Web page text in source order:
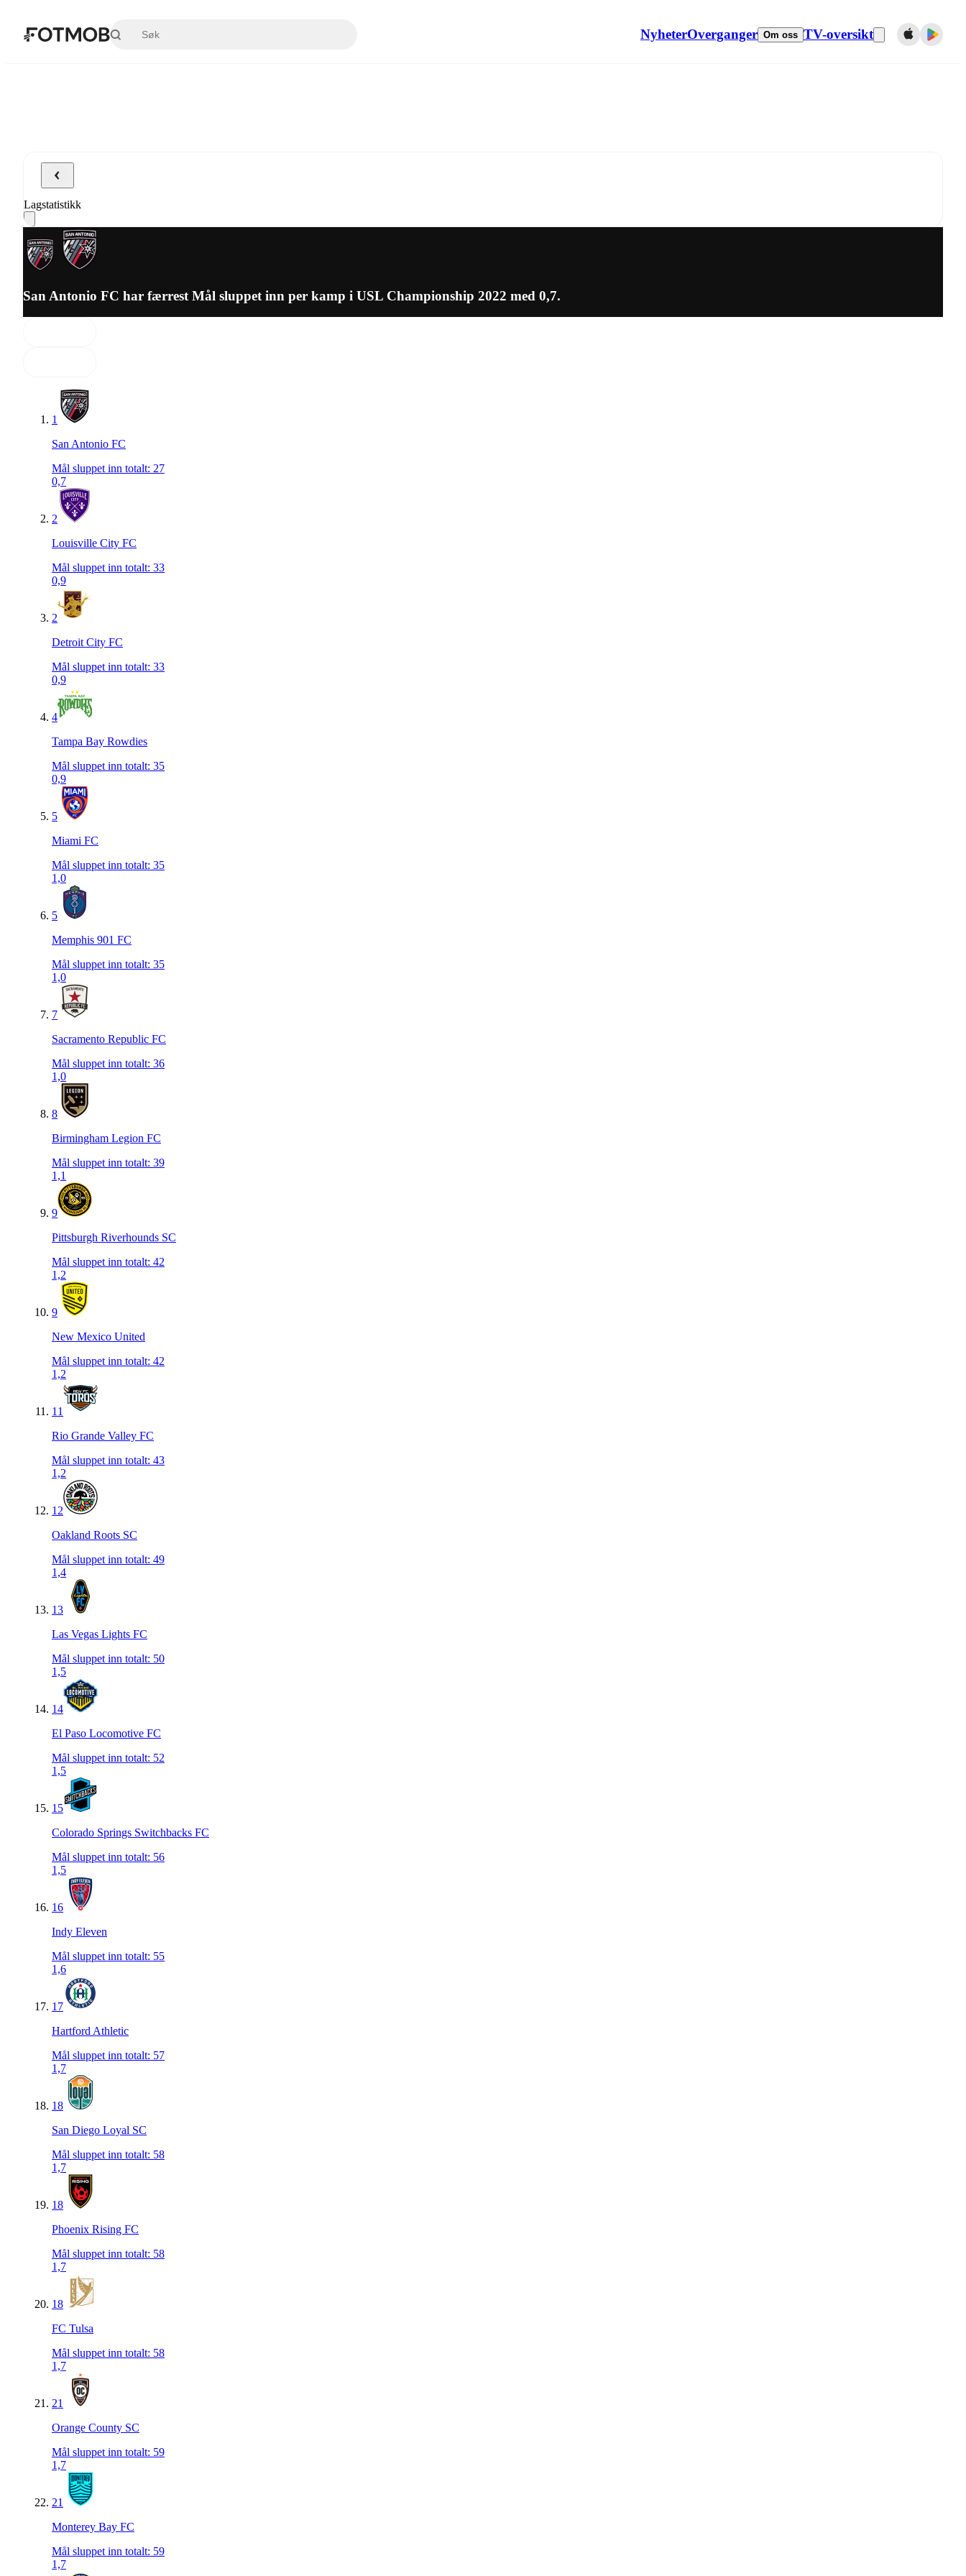
NyheterOverganger Om oss TV-oversikt
Lagstatistikk
San Antonio FC har færrest Mål sluppet inn per kamp i USL Championship 2022 med 0,7.
1
San Antonio FC
Mål sluppet inn totalt: 27
0,7
2
Louisville City FC
Mål sluppet inn totalt: 33
0,9
2
Detroit City FC
Mål sluppet inn totalt: 33
0,9
4
Tampa Bay Rowdies
Mål sluppet inn totalt: 35
0,9
5
Miami FC
Mål sluppet inn totalt: 35
1,0
5
Memphis 901 FC
Mål sluppet inn totalt: 35
1,0
7
Sacramento Republic FC
Mål sluppet inn totalt: 36
1,0
8
Birmingham Legion FC
Mål sluppet inn totalt: 39
1,1
9
Pittsburgh Riverhounds SC
Mål sluppet inn totalt: 42
1,2
9
New Mexico United
Mål sluppet inn totalt: 42
1,2
11
Rio Grande Valley FC
Mål sluppet inn totalt: 43
1,2
12
Oakland Roots SC
Mål sluppet inn totalt: 49
1,4
13
Las Vegas Lights FC
Mål sluppet inn totalt: 50
1,5
14
El Paso Locomotive FC
Mål sluppet inn totalt: 52
1,5
15
Colorado Springs Switchbacks FC
Mål sluppet inn totalt: 56
1,5
16
Indy Eleven
Mål sluppet inn totalt: 55
1,6
17
Hartford Athletic
Mål sluppet inn totalt: 57
1,7
18
San Diego Loyal SC
Mål sluppet inn totalt: 58
1,7
18
Phoenix Rising FC
Mål sluppet inn totalt: 58
1,7
18
FC Tulsa
Mål sluppet inn totalt: 58
1,7
21
Orange County SC
Mål sluppet inn totalt: 59
1,7
21
Monterey Bay FC
Mål sluppet inn totalt: 59
1,7